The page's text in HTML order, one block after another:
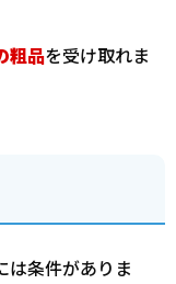
粗品を受け取れま
は条件がありま